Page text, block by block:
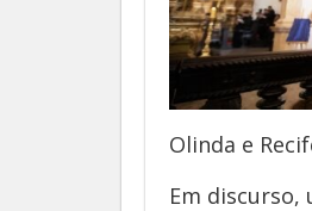
Olinda e
Em discurso,